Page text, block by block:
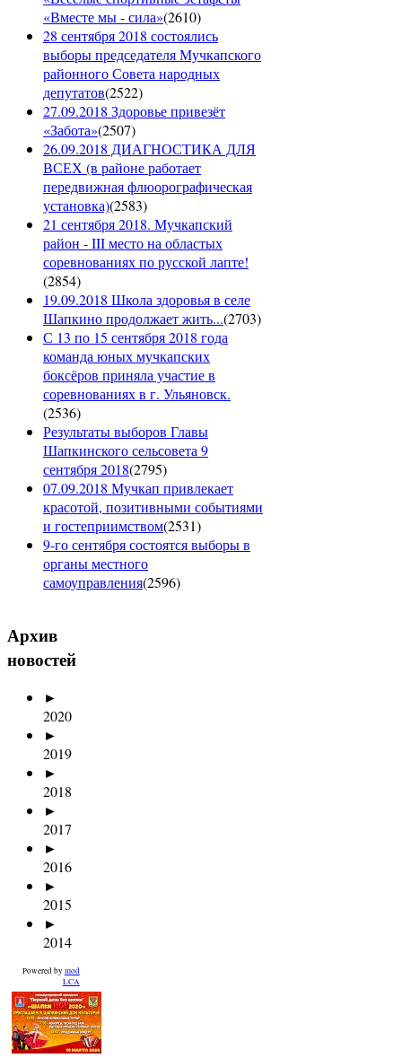
«Вместе мы - сила»(2610)
28 сентября 2018 состоялись
выборы председателя Мучкапского
районного Совета народных
депутатов(2522)
27.09.2018 Здоровье привезёт
«Забота»(2507)
26.09.2018 ДИАГНОСТИКА ДЛЯ
ВСЕХ (в районе работает
передвижная флюорографическая
установка)(2583)
21 сентября 2018. Мучкапский
район - III место на областых
соревнованиях по русской лапте!
(2854)
19.09.2018 Школа здоровья в селе
Шапкино продолжает жить...(2703)
С 13 по 15 сентября 2018 года
команда юных мучкапских
боксёров приняла участие в
соревнованиях в г. Ульяновск.
(2536)
Результаты выборов Главы
Шапкинского сельсовета 9
сентября 2018(2795)
07.09.2018 Мучкап привлекает
красотой, позитивными событиями
и гостеприимством(2531)
9-го сентября состоятся выборы в
органы местного
самоуправления(2596)
Архив
новостей
►
2020
►
2019
►
2018
►
2017
►
2016
►
2015
►
2014
Powered by mod
LCA